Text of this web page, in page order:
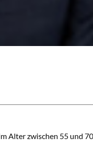
Alter zwischen 55 und